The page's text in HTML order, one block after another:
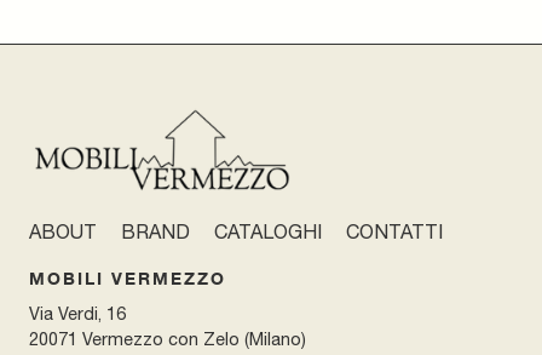
ABOUT BRAND CATALOGHI CONTATTI
MOBILI VERMEZZO
Via Verdi, 16
20071 Vermezzo con Zelo (Milano)